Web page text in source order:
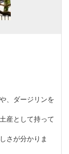
、ダージリンを
産として持って
さが分かりま